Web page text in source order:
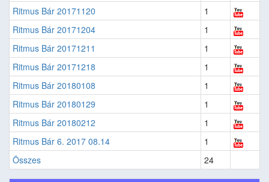
Ritmus Bár 20171120
1
Ritmus Bár 20171204
1
Ritmus Bár 20171211
1
Ritmus Bár 20171218
1
Ritmus Bár 20180108
1
Ritmus Bár 20180129
1
Ritmus Bár 20180212
1
Ritmus Bár 6. 2017 08.14
1
Összes
24